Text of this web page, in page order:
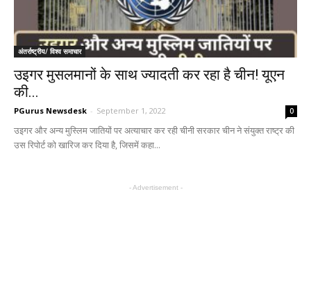
अंतर्राष्ट्रीय/ विश्व समाचार
उइगर मुसलमानों के साथ ज्यादती कर रहा है चीन! यूएन
की...
PGurus Newsdesk - September 1, 2022 0
उइगर और अन्य मुस्लिम जातियों पर अत्याचार कर रही चीनी सरकार चीन ने संयुक्त राष्ट्र की
उस रिपोर्ट को खारिज कर दिया है, जिसमें कहा...
- Advertisement -